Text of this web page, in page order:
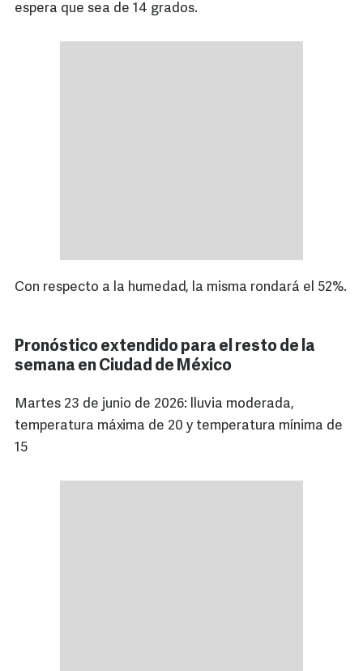
espera que sea de 14 grados.
Con respecto a la humedad, la misma rondará el 52%.
Pronóstico extendido para el resto de la
semana en Ciudad de México
Martes 23 de junio de 2026: lluvia moderada,
temperatura máxima de 20 y temperatura mínima de
15